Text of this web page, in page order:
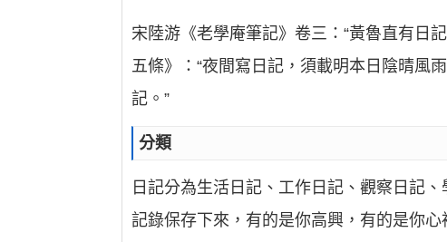
宋陸游《老學庵筆記》卷三：“黃魯直有日
五條》：“夜間寫日記，須載明本日陰晴風
記。”
分類
日記分為生活日記、工作日記、觀察日記
記錄保存下來，有的是你高興，有的是你